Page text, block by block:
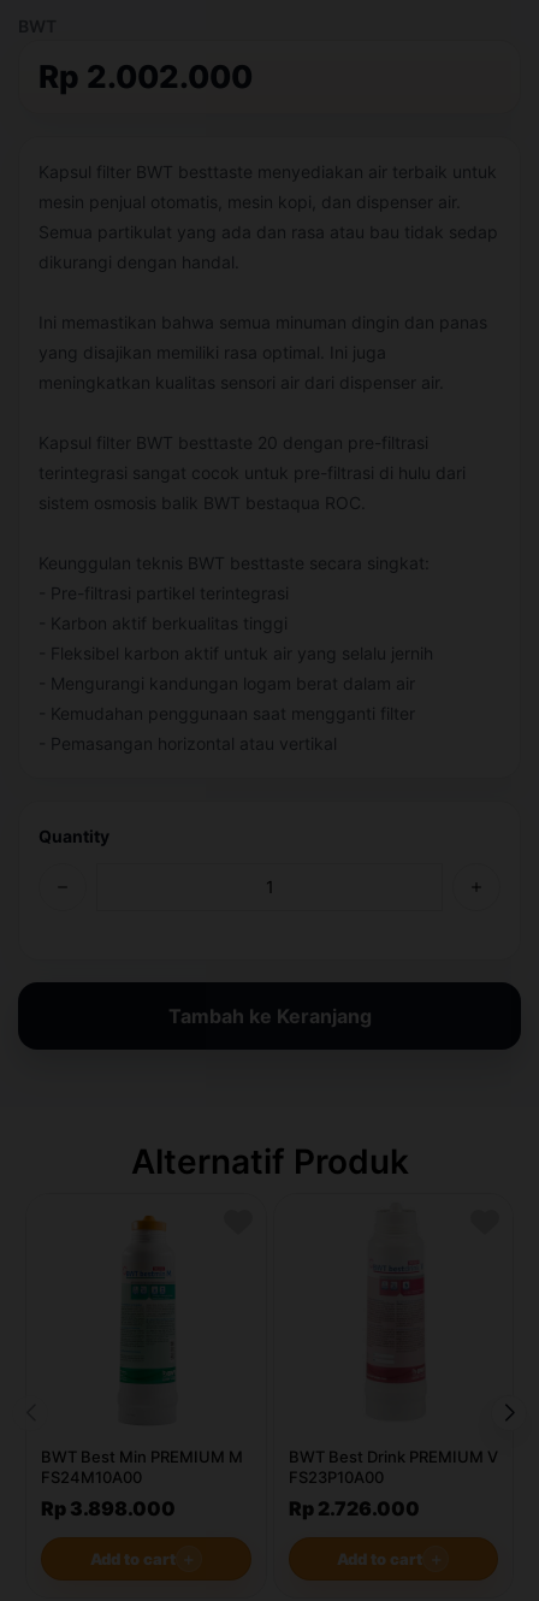
Rp 2.002.000
Kapsul filter BWT besttaste menyediakan air terbaik untuk
mesin penjual otomatis, mesin kopi, dan dispenser air.
Semua partikulat yang ada dan rasa atau bau tidak sedap
dikurangi dengan handal.
Ini memastikan bahwa semua minuman dingin dan panas
yang disajikan memiliki rasa optimal. Ini juga
meningkatkan kualitas sensori air dari dispenser air.
Kapsul filter BWT besttaste 20 dengan pre-filtrasi
terintegrasi sangat cocok untuk pre-filtrasi di hulu dari
sistem osmosis balik BWT bestaqua ROC.
Keunggulan teknis BWT besttaste secara singkat:
- Pre-filtrasi partikel terintegrasi
- Karbon aktif berkualitas tinggi
- Fleksibel karbon aktif untuk air yang selalu jernih
- Mengurangi kandungan logam berat dalam air
- Kemudahan penggunaan saat mengganti filter
- Pemasangan horizontal atau vertikal
Quantity
Tambah ke Keranjang
Alternatif Produk
BWT Best Min PREMIUM M
FS24M10A00
Rp 3.898.000
Add to cart ＋
BWT Best Drink PREMIUM V
FS23P10A00
Rp 2.726.000
Add to cart ＋